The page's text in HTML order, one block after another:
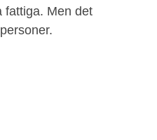
fattiga. Men det